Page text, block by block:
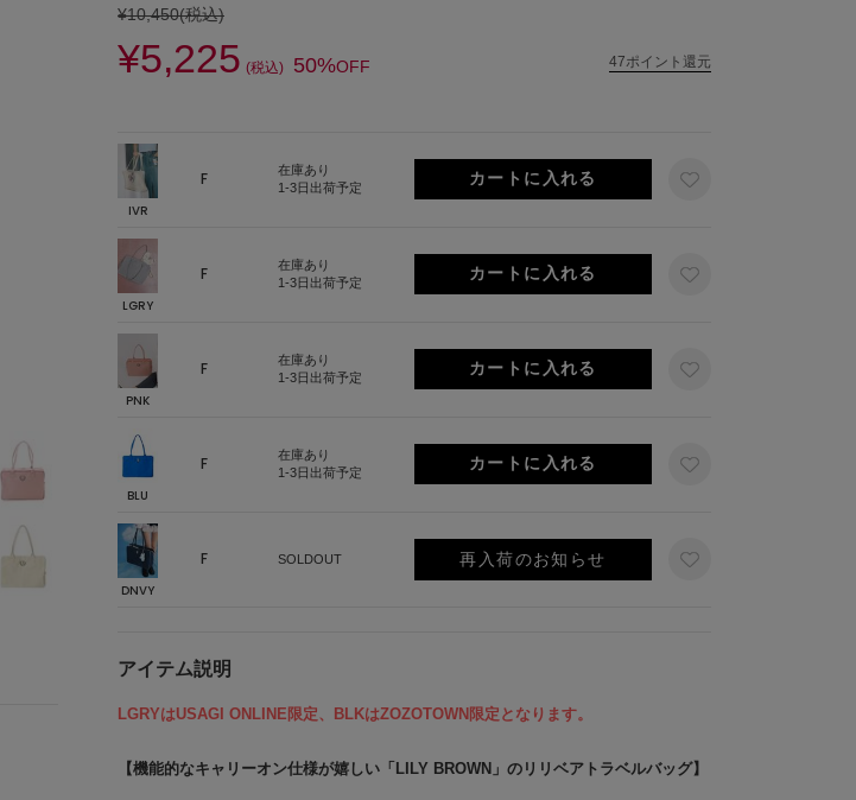
¥10,450(税込)
¥5,225 (税込) 50%OFF 47ポイント還元
IVR
F
在庫あり
1-3日出荷予定
LGRY
F
在庫あり
1-3日出荷予定
PNK
F
在庫あり
1-3日出荷予定
BLU
F
在庫あり
1-3日出荷予定
DNVY
F SOLDOUT 再入荷のお知らせ
アイテム説明
LGRYはUSAGI ONLINE限定、BLKはZOZOTOWN限定となります。
【機能的なキャリーオン仕様が嬉しい「LILY BROWN」のリリベアトラベルバッグ】